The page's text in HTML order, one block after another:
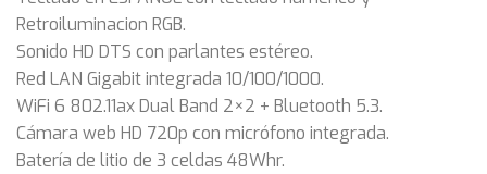
Retroiluminacion RGB.
Sonido HD DTS con parlantes estéreo.
Red LAN Gigabit integrada 10/100/1000.
WiFi 6 802.11ax Dual Band 2×2 + Bluetooth 5.3.
Cámara web HD 720p con micrófono integrada.
Batería de litio de 3 celdas 48Whr.